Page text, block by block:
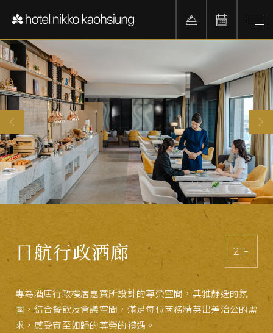
日航行政酒廊 21F
專為酒店行政樓層嘉賓所設計的尊榮空間，典雅靜逸的氛
圍，結合餐飲及會議空間，滿足每位商務精英出差洽公的需
求，感受賓至如歸的尊榮的禮遇。
游泳池 7F
位於酒店 7 樓的半戶外游泳池，長 20 公尺，在自然採光與
高雄城市天際線的環抱下，提供寬敞舒適的水中休閒空間。
無論是清晨的寧靜水面或午後的悠閒時光，都能在這裡找到
SAUNA
三溫暖 7F
在活力豐沛的港都，提供休養生息的寧靜一隅，在愜意氛圍
下洗滌旅程中的疲勞。
健身房 7F
設有重訓器材與心肺訓練設備，在休閒度假或商務旅途中，
得以盡情壓力釋放，享受運動帶來的舒暢愉快。